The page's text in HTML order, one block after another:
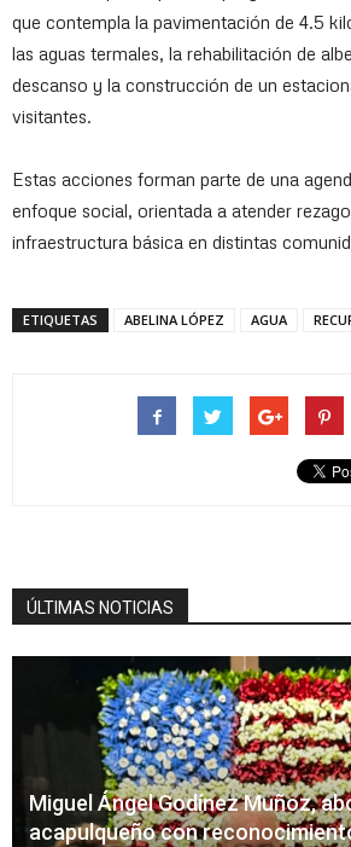
que contempla la pavimentación de 4.5
las aguas termales, la rehabilitación de
descanso y la construcción de un
visitantes.
Estas acciones forman parte de una
enfoque social, orientada a atender
infraestructura básica en distintas
ETIQUETAS ABELINA LÓPEZ AGUA
ÚLTIMAS NOTICIAS
Miguel Ángel Godínez Muñoz,
acapulqueño con